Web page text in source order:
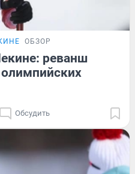
ОБЗОР
реванш
Обсудить